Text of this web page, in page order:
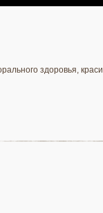
здоровья,